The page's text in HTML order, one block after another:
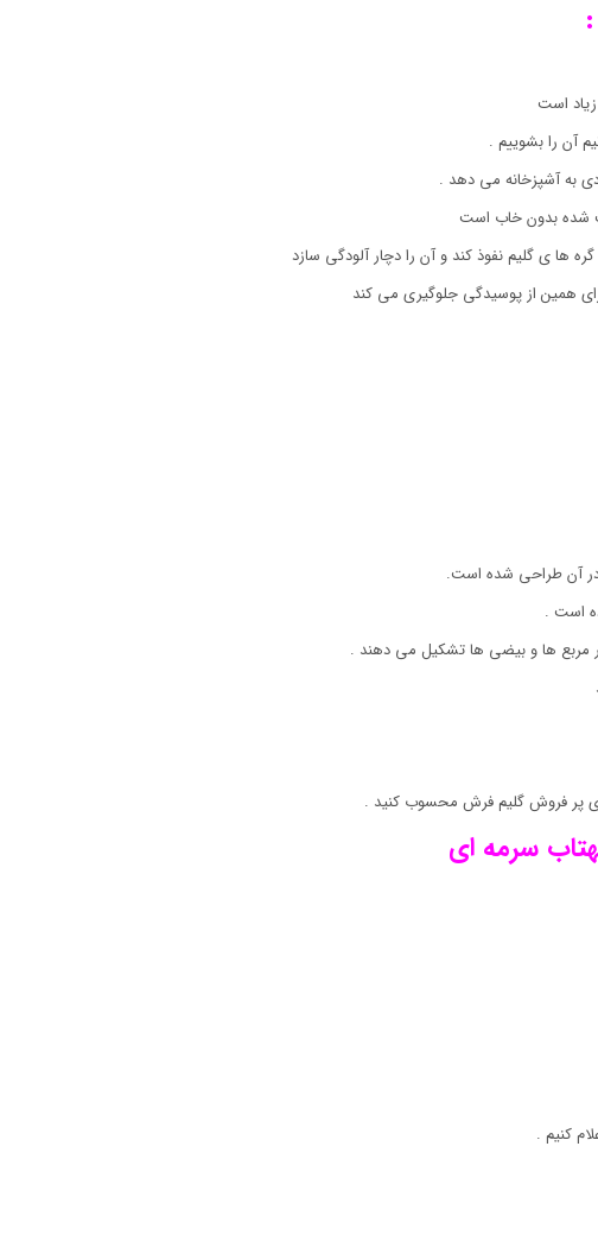
است
آن را بشوییم .
به آشپزخانه می دهد .
شده بدون خاب است
ها ی گلیم نفوذ کند و آن را دچار آلودگی سازد
از پوسیدگی جلوگیری می کند
در آن طراحی شده است.
است .
مربع ها و بیضی ها تشکیل می دهند .
پر فروش گلیم فرش محسوب کنید .
سرمه ای
کنیم .